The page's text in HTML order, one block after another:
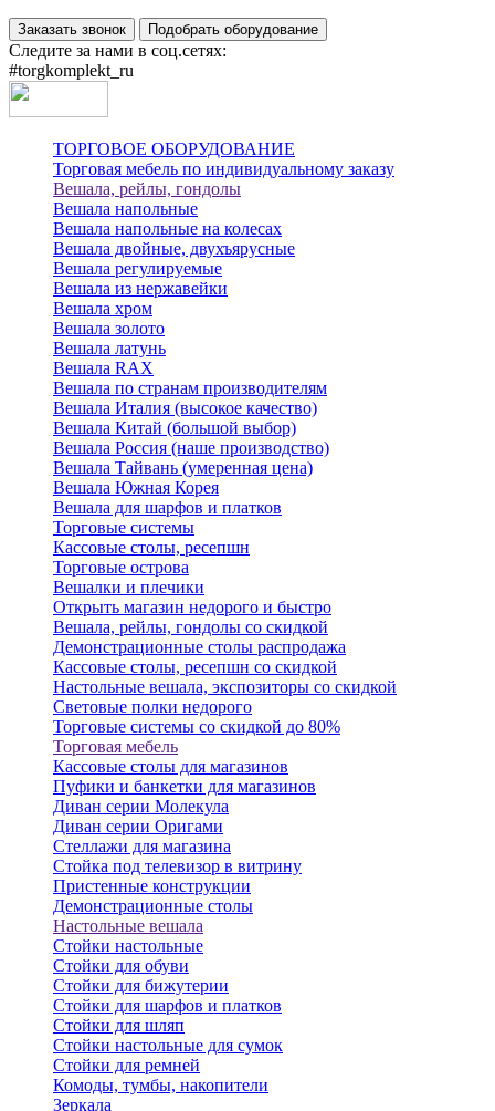
Заказать звонок Подобрать оборудование
Следите за нами в соц.сетях:
#torgkomplekt_ru
ТОРГОВОЕ ОБОРУДОВАНИЕ
Торговая мебель по индивидуальному заказу
Вешала, рейлы, гондолы
Вешала напольные
Вешала напольные на колесах
Вешала двойные, двухъярусные
Вешала регулируемые
Вешала из нержавейки
Вешала хром
Вешала золото
Вешала латунь
Вешала RAX
Вешала по странам производителям
Вешала Италия (высокое качество)
Вешала Китай (большой выбор)
Вешала Россия (наше производство)
Вешала Тайвань (умеренная цена)
Вешала Южная Корея
Вешала для шарфов и платков
Торговые системы
Кассовые столы, ресепшн
Торговые острова
Вешалки и плечики
Открыть магазин недорого и быстро
Вешала, рейлы, гондолы со скидкой
Демонстрационные столы распродажа
Кассовые столы, ресепшн со скидкой
Настольные вешала, экспозиторы со скидкой
Световые полки недорого
Торговые системы со скидкой до 80%
Торговая мебель
Кассовые столы для магазинов
Пуфики и банкетки для магазинов
Диван серии Молекула
Диван серии Оригами
Стеллажи для магазина
Стойка под телевизор в витрину
Пристенные конструкции
Демонстрационные столы
Настольные вешала
Стойки настольные
Стойки для обуви
Стойки для бижутерии
Стойки для шарфов и платков
Стойки для шляп
Стойки настольные для сумок
Стойки для ремней
Комоды, тумбы, накопители
Зеркала